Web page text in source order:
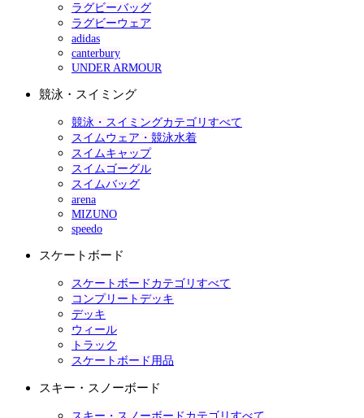
ラグビーバッグ
ラグビーウェア
adidas
canterbury
UNDER ARMOUR
競泳・スイミング
競泳・スイミングカテゴリすべて
スイムウェア・競泳水着
スイムキャップ
スイムゴーグル
スイムバッグ
arena
MIZUNO
speedo
スケートボード
スケートボードカテゴリすべて
コンプリートデッキ
デッキ
ウィール
トラック
スケートボード用品
スキー・スノーボード